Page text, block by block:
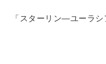
ガーデニング
クッ
「スターリン―ユーラシ